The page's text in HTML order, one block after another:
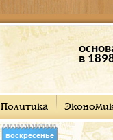
в
Политика
воскресенье